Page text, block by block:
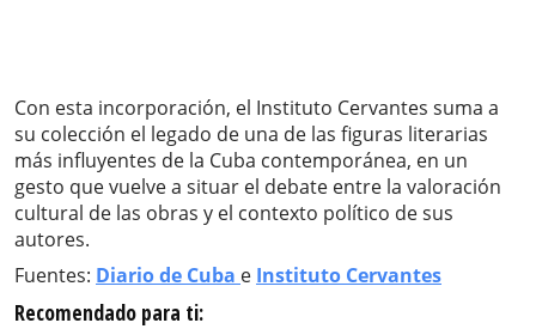
Con esta incorporación, el Instituto Cervantes suma a
su colección el legado de una de las figuras literarias
más influyentes de la Cuba contemporánea, en un
gesto que vuelve a situar el debate entre la valoración
cultural de las obras y el contexto político de sus
autores.
Fuentes: Diario de Cuba e Instituto Cervantes
Recomendado para ti: